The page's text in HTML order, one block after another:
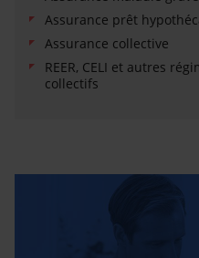
Assurance prêt
Assurance collective
REER, CELI et autres
collectifs